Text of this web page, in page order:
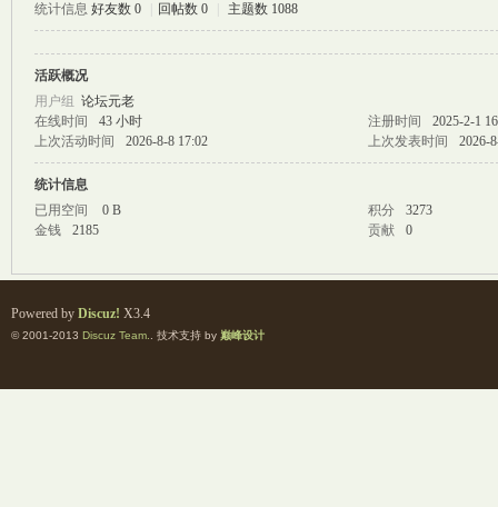
统计信息 好友数 0 回帖数 0 主题数 1088
活跃概况
用户组 论坛元老
在线时间
43 小时 注册时间
2025-2-1
上次活动时间
2026-8-8 17:02 上次发表时间 2026-
统计信息
已用空间
0 B 积分
3273
金钱
2185 贡献 0
Powered by Discuz! X3.4
© 2001-2013 Discuz Team. . 技术支持 by 巅峰设计